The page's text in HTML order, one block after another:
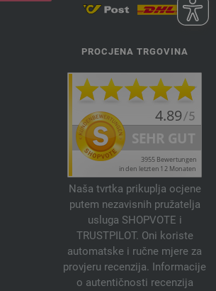
PROCJENA TRGOVINA
Naša tvrtka prikuplja ocjene
putem nezavisnih pružatelja
usluga SHOPVOTE i
TRUSTPILOT. Oni koriste
automatske i ručne mjere za
provjeru recenzija. Informacije
o autentičnosti recenzija